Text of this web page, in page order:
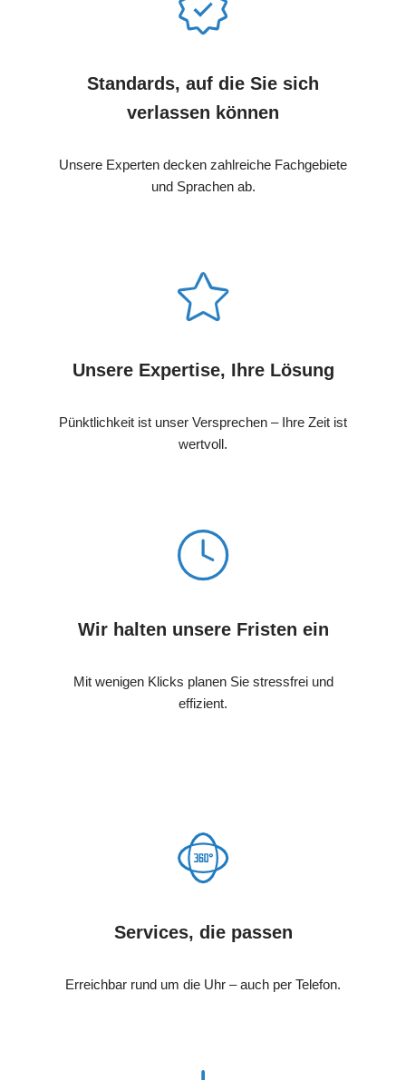
Standards, auf die Sie sich
verlassen können
Unsere Experten decken zahlreiche Fachgebiete
und Sprachen ab.
Unsere Expertise, Ihre Lösung
Pünktlichkeit ist unser Versprechen – Ihre Zeit ist
wertvoll.
Wir halten unsere Fristen ein
Mit wenigen Klicks planen Sie stressfrei und
effizient.
Services, die passen
Erreichbar rund um die Uhr – auch per Telefon.